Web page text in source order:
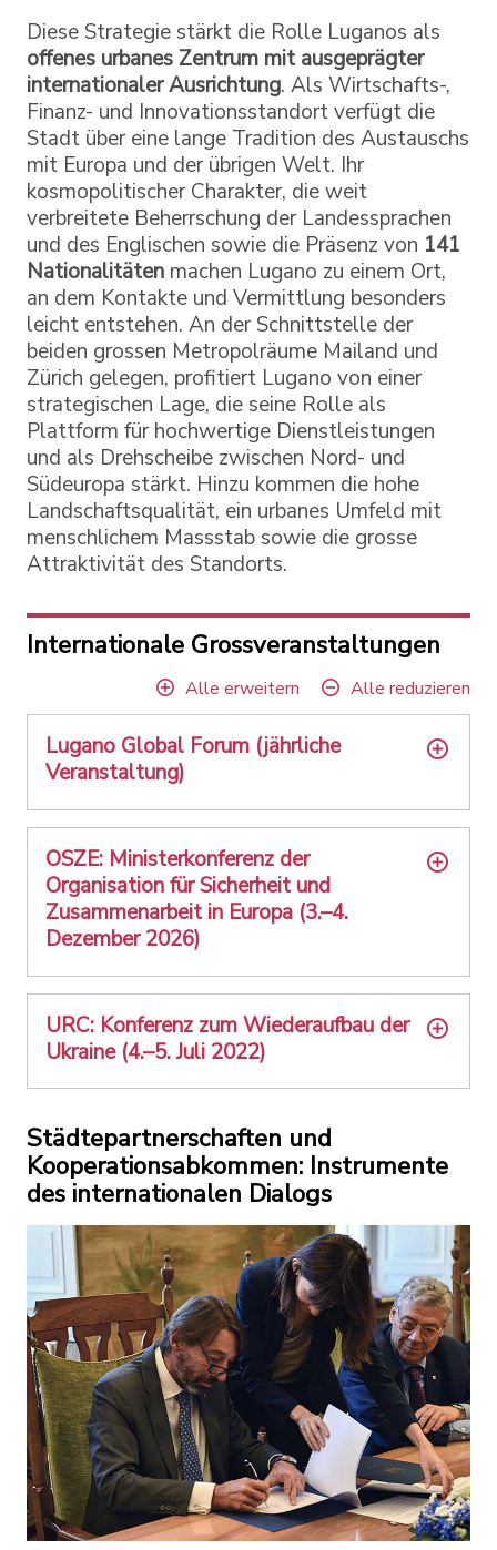
Diese Strategie stärkt die Rolle Luganos als
offenes urbanes Zentrum mit ausgeprägter
internationaler Ausrichtung. Als Wirtschafts-,
Finanz- und Innovationsstandort verfügt die
Stadt über eine lange Tradition des Austauschs
mit Europa und der übrigen Welt. Ihr
kosmopolitischer Charakter, die weit
verbreitete Beherrschung der Landessprachen
und des Englischen sowie die Präsenz von 141
Nationalitäten machen Lugano zu einem Ort,
an dem Kontakte und Vermittlung besonders
leicht entstehen. An der Schnittstelle der
beiden grossen Metropolräume Mailand und
Zürich gelegen, profitiert Lugano von einer
strategischen Lage, die seine Rolle als
Plattform für hochwertige Dienstleistungen
und als Drehscheibe zwischen Nord- und
Südeuropa stärkt. Hinzu kommen die hohe
Landschaftsqualität, ein urbanes Umfeld mit
menschlichem Massstab sowie die grosse
Attraktivität des Standorts.
Internationale Grossveranstaltungen
Alle erweitern Alle reduzieren
Lugano Global Forum (jährliche
Veranstaltung)
OSZE: Ministerkonferenz der
Organisation für Sicherheit und
Zusammenarbeit in Europa (3.–4.
Dezember 2026)
URC: Konferenz zum Wiederaufbau der
Ukraine (4.–5. Juli 2022)
Städtepartnerschaften und
Kooperationsabkommen: Instrumente
des internationalen Dialogs